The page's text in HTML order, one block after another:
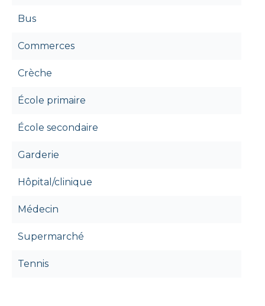
Bus
Commerces
Crèche
École primaire
École secondaire
Garderie
Hôpital/clinique
Médecin
Supermarché
Tennis